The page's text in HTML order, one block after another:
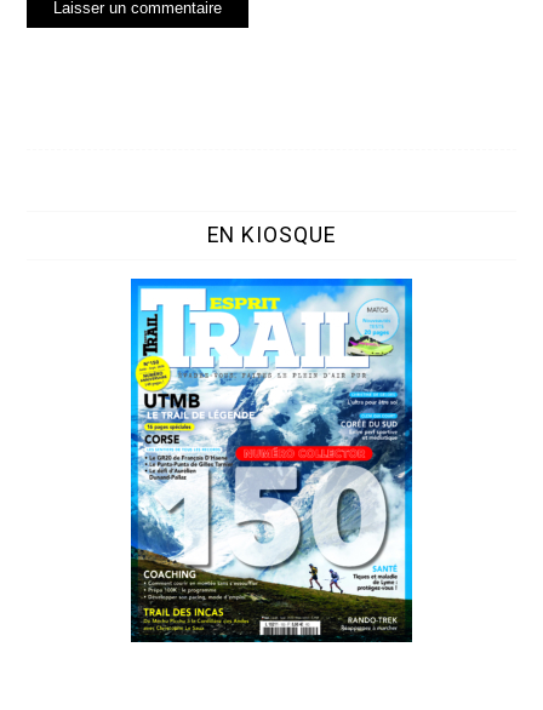
EN KIOSQUE